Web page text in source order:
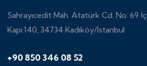
Sahrayıcedit Mah. Atatürk Cd. No: 69 İç
Kapı:140, 34734 Kadıköy/İstanbul
+90 850 346 08 52